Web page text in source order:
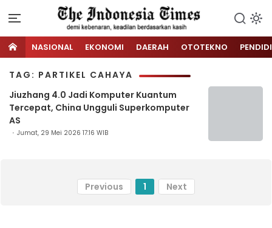
NASIONAL EKONOMI DAERAH OTOTEKNO
TAG: PARTIKEL CAHAYA
Jiuzhang 4.0 Jadi Komputer Kuantum
Tercepat, China Ungguli Superkomputer
AS
Jumat, 29 Mei 2026 17:16 WIB
Previous 1 Next